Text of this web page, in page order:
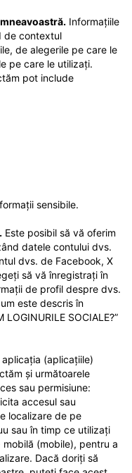
Informațiile
de contextul
de alegerile pe care le
pe care le utilizați.
pot include
sensibile.
Este posibil să vă oferim
datele contului dvs.
dvs. de Facebook, X
să vă înregistrați în
de profil despre dvs.
este descris în
SOCIALE?”
(aplicațiile)
și următoarele
sau permisiune:
accesul sau
localizare de pe
sau în timp ce utilizați
(mobile), pentru a
Dacă doriți să